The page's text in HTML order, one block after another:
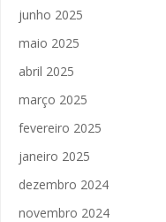
junho 2025
maio 2025
abril 2025
março 2025
fevereiro 2025
janeiro 2025
dezembro 2024
novembro 2024